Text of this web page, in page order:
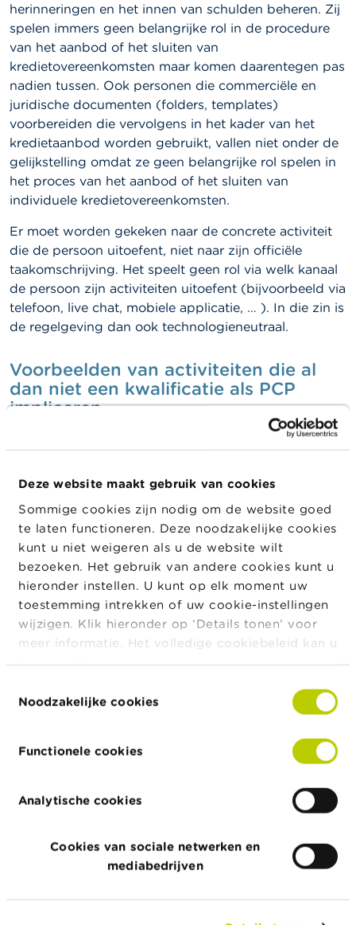
Deze website maakt gebruik van cookies
Sommige cookies zijn nodig om de website goed
te laten functioneren. Deze noodzakelijke cookies
kunt u niet weigeren als u de website wilt
bezoeken. Het gebruik van andere cookies kunt u
hieronder instellen. U kunt op elk moment uw
toestemming intrekken of uw cookie-instellingen
wijzigen. Klik hieronder op ‘Details tonen’ voor
meer informatie. Het volledige cookiebeleid kan u
hierraadplegen.
Noodzakelijke cookies
Functionele cookies
Analytische cookies
Cookies van sociale netwerken en
mediabedrijven
herinneringen en het innen van schulden beheren. Zij
spelen immers geen belangrijke rol in de procedure
van het aanbod of het sluiten van
kredietovereenkomsten maar komen daarentegen pas
nadien tussen. Ook personen die commerciële en
juridische documenten (folders, templates)
voorbereiden die vervolgens in het kader van het
kredietaanbod worden gebruikt, vallen niet onder de
gelijkstelling omdat ze geen belangrijke rol spelen in
het proces van het aanbod of het sluiten van
individuele kredietovereenkomsten.
Er moet worden gekeken naar de concrete activiteit
die de persoon uitoefent, niet naar zijn officiële
taakomschrijving. Het speelt geen rol via welk kanaal
de persoon zijn activiteiten uitoefent (bijvoorbeeld via
telefoon, live chat, mobiele applicatie, … ). In die zin is
de regelgeving dan ook technologieneutraal.
Voorbeelden van activiteiten die al
dan niet een kwalificatie als PCP
impliceren
Hieronder volgen een aantal concrete voorbeelden
kredietproces. De activiteiten die een kwalificatie als
geldt als voorbeeld om te illustreren welke activiteiten
minstens deze kwalificatie tot gevolg hebben. De
opsomming is dus niet exhaustief.
Worden beschouwd als PCP
De persoon die de kredietnemer voorstelt om een
kredietovereenkomst af te sluiten;
De persoon die de kredietnemer begeleidt bij het
De persoon die de eigenlijke kredietbeslissing
kredietaanbod te doen;
automatisch kredietproces verifieert en daarbij
een afwijkende kredietbeslissing kan nemen;
De persoon die op vragen van klanten antwoordt
en de aanvragen behandelt die betrekking
kredietovereenkomst voor zover deze wijziging
economisch gezien tot een gelijkaardige situatie